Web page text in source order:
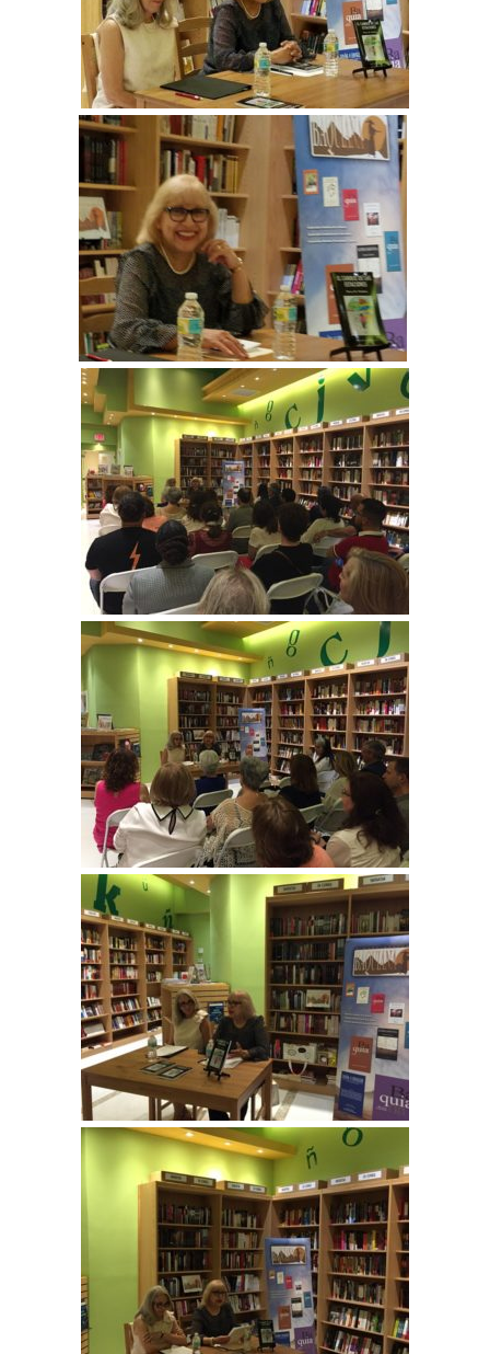
(TEATRO)
Enlaces
BAQUIANA – ENLACES I
BAQUIANA – ENLACES II
BAQUIANA – ENLACES III
Números Anteriores
BAQUIANA – Números Anteriores (2021 – 2025)
BAQUIANA – Números Anteriores (2016 – 2020)
BAQUIANA – Números Anteriores (2010 – 2015)
BAQUIANA – Números Anteriores (2005 – 2010)
BAQUIANA – Números Anteriores (1999 – 2004)